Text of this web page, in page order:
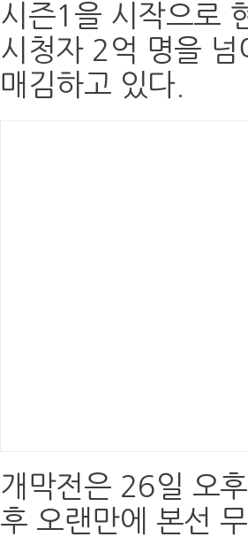
시즌1을 시작으로
시청자 2억 명을 넘
매김하고 있다.
개막전은 26일 오
후 오랜만에 본선